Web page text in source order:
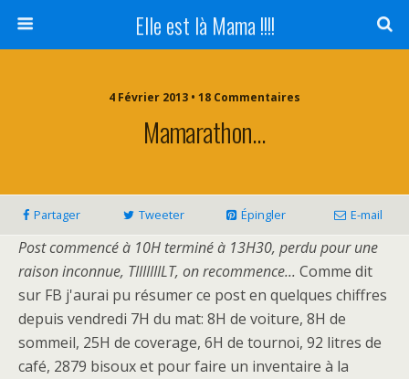
Elle est là Mama !!!!
4 Février 2013 • 18 Commentaires
Mamarathon…
Partager Tweeter Épingler E-mail
Post commencé à 10H terminé à 13H30, perdu pour une
raison inconnue, TIIIIIIILT, on recommence... Comme dit
sur FB j'aurai pu résumer ce post en quelques chiffres
depuis vendredi 7H du mat: 8H de voiture, 8H de
sommeil, 25H de coverage, 6H de tournoi, 92 litres de
café, 2879 bisoux et pour faire un inventaire à la